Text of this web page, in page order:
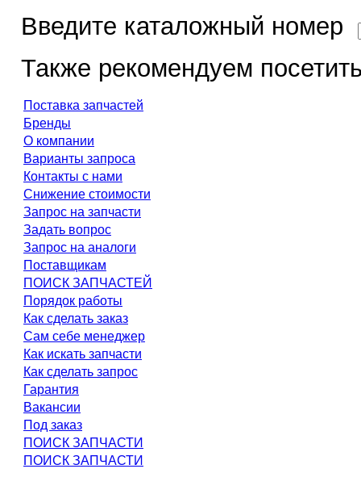
Введите каталожный номер
Также рекомендуем
Поставка запчастей
Бренды
О компании
Варианты запроса
Контакты с нами
Снижение стоимости
Запрос на запчасти
Задать вопрос
Запрос на аналоги
Поставщикам
ПОИСК ЗАПЧАСТЕЙ
Порядок работы
Как сделать заказ
Сам себе менеджер
Как искать запчасти
Как сделать запрос
Гарантия
Вакансии
Под заказ
ПОИСК ЗАПЧАСТИ
ПОИСК ЗАПЧАСТИ